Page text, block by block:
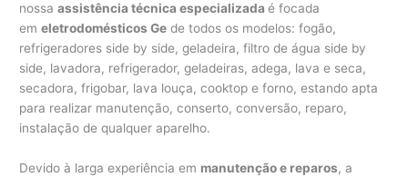
nossaassistência técnica especializadaé focada
emeletrodomésticos Ge de todos os modelos: fogão,
refrigeradores side by side, geladeira, filtro de água side by
side, lavadora, refrigerador, geladeiras, adega, lava e seca,
secadora, frigobar, lava louça, cooktop e forno, estando apta
para realizar manutenção, conserto, conversão, reparo,
instalação de qualquer aparelho.
Devido à larga experiência em manutenção e reparos, a